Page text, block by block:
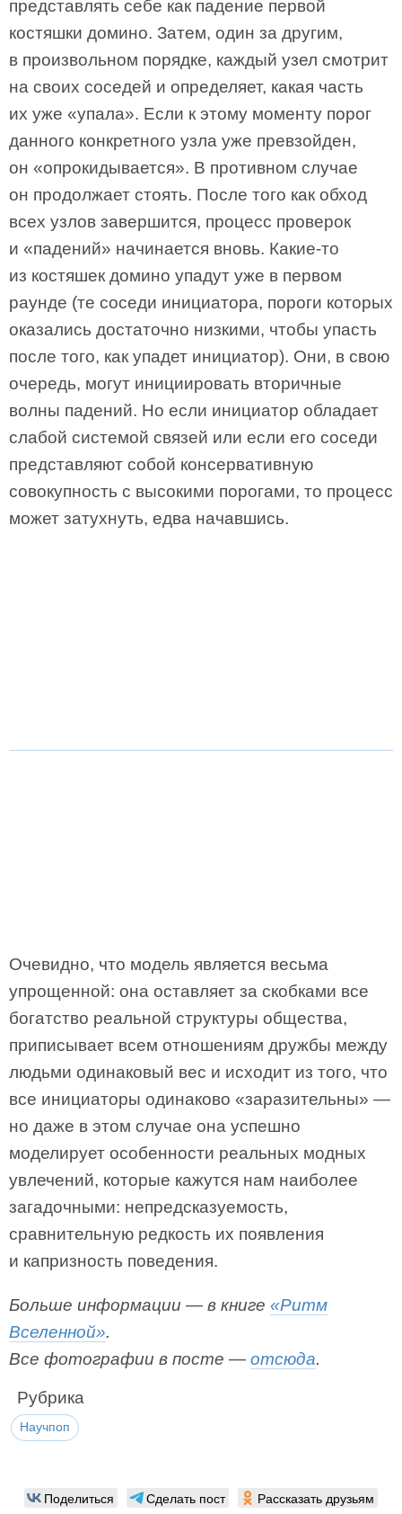
представлять себе как падение первой
костяшки домино. Затем, один за другим,
в произвольном порядке, каждый узел смотрит
на своих соседей и определяет, какая часть
их уже «упала». Если к этому моменту порог
данного конкретного узла уже превзойден,
он «опрокидывается». В противном случае
он продолжает стоять. После того как обход
всех узлов завершится, процесс проверок
и «падений» начинается вновь. Какие-то
из костяшек домино упадут уже в первом
раунде (те соседи инициатора, пороги которых
оказались достаточно низкими, чтобы упасть
после того, как упадет инициатор). Они, в свою
очередь, могут инициировать вторичные
волны падений. Но если инициатор обладает
слабой системой связей или если его соседи
представляют собой консервативную
совокупность с высокими порогами, то процесс
может затухнуть, едва начавшись.
Очевидно, что модель является весьма
упрощенной: она оставляет за скобками все
богатство реальной структуры общества,
приписывает всем отношениям дружбы между
людьми одинаковый вес и исходит из того, что
все инициаторы одинаково «заразительны» —
но даже в этом случае она успешно
моделирует особенности реальных модных
увлечений, которые кажутся нам наиболее
загадочными: непредсказуемость,
сравнительную редкость их появления
и капризность поведения.
Больше информации — в книге «Ритм
Вселенной».
Все фотографии в посте — отсюда.
Рубрика
Научпоп
Поделиться Сделать пост Рассказать друзьям